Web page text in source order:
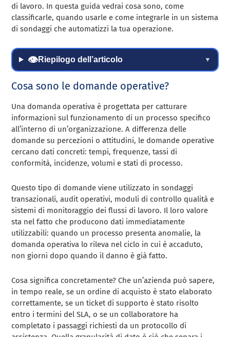
di lavoro. In questa guida vedrai cosa sono, come
classificarle, quando usarle e come integrarle in un sistema
di sondaggi che automatizzi la tua operazione.
👁Riepilogo dell’articolo ▼
Cosa sono le domande operative?
Una domanda operativa è progettata per catturare
informazioni sul funzionamento di un processo specifico
all’interno di un’organizzazione. A differenza delle
domande su percezioni o attitudini, le domande operative
cercano dati concreti: tempi, frequenze, tassi di
conformità, incidenze, volumi e stati di processo.
Questo tipo di domande viene utilizzato in sondaggi
transazionali, audit operativi, moduli di controllo qualità e
sistemi di monitoraggio dei flussi di lavoro. Il loro valore
sta nel fatto che producono dati immediatamente
utilizzabili: quando un processo presenta anomalie, la
domanda operativa lo rileva nel ciclo in cui è accaduto,
non giorni dopo quando il danno è già fatto.
Cosa significa concretamente? Che un’azienda può sapere,
in tempo reale, se un ordine di acquisto è stato elaborato
correttamente, se un ticket di supporto è stato risolto
entro i termini del SLA, o se un collaboratore ha
completato i passaggi richiesti da un protocollo di